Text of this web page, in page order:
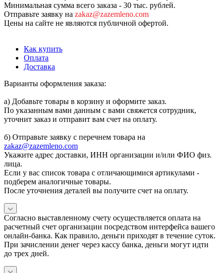
Минимальная сумма всего заказа - 30 тыс. рублей.
Отправьте заявку на zakaz@zazemleno.com
Цены на сайте не являются публичной офертой.
Как купить
Оплата
Доставка
Варианты оформления заказа:
а) Добавьте товары в корзину и оформите заказ.
По указанным вами данным с вами свяжется сотрудник,
уточнит заказ и отправит вам счет на оплату.
б) Отправьте заявку с перечнем товара на
zakaz@zazemleno.com
Укажите адрес доставки, ИНН организации и/или ФИО физ.
лица.
Если у вас список товара с отличающимися артикулами -
подберем аналогичные товары.
После уточнения деталей вы получите счет на оплату.
Согласно выставленному счету осуществляется оплата на
расчетный счет организации посредством интерфейса вашего
онлайн-банка. Как правило, деньги приходят в течение суток.
При зачислении денег через кассу банка, деньги могут идти
до трех дней.